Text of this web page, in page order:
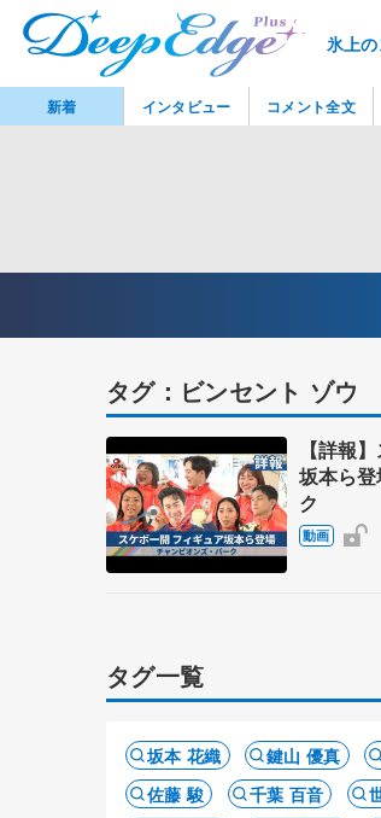
氷上
タグ：ビンセント ゾウ
【詳報
坂本ら
ク
動画
タグ一覧
坂本 花織 鍵山 優真
佐藤 駿
千葉 百音
新着 インタビュー コメント全文